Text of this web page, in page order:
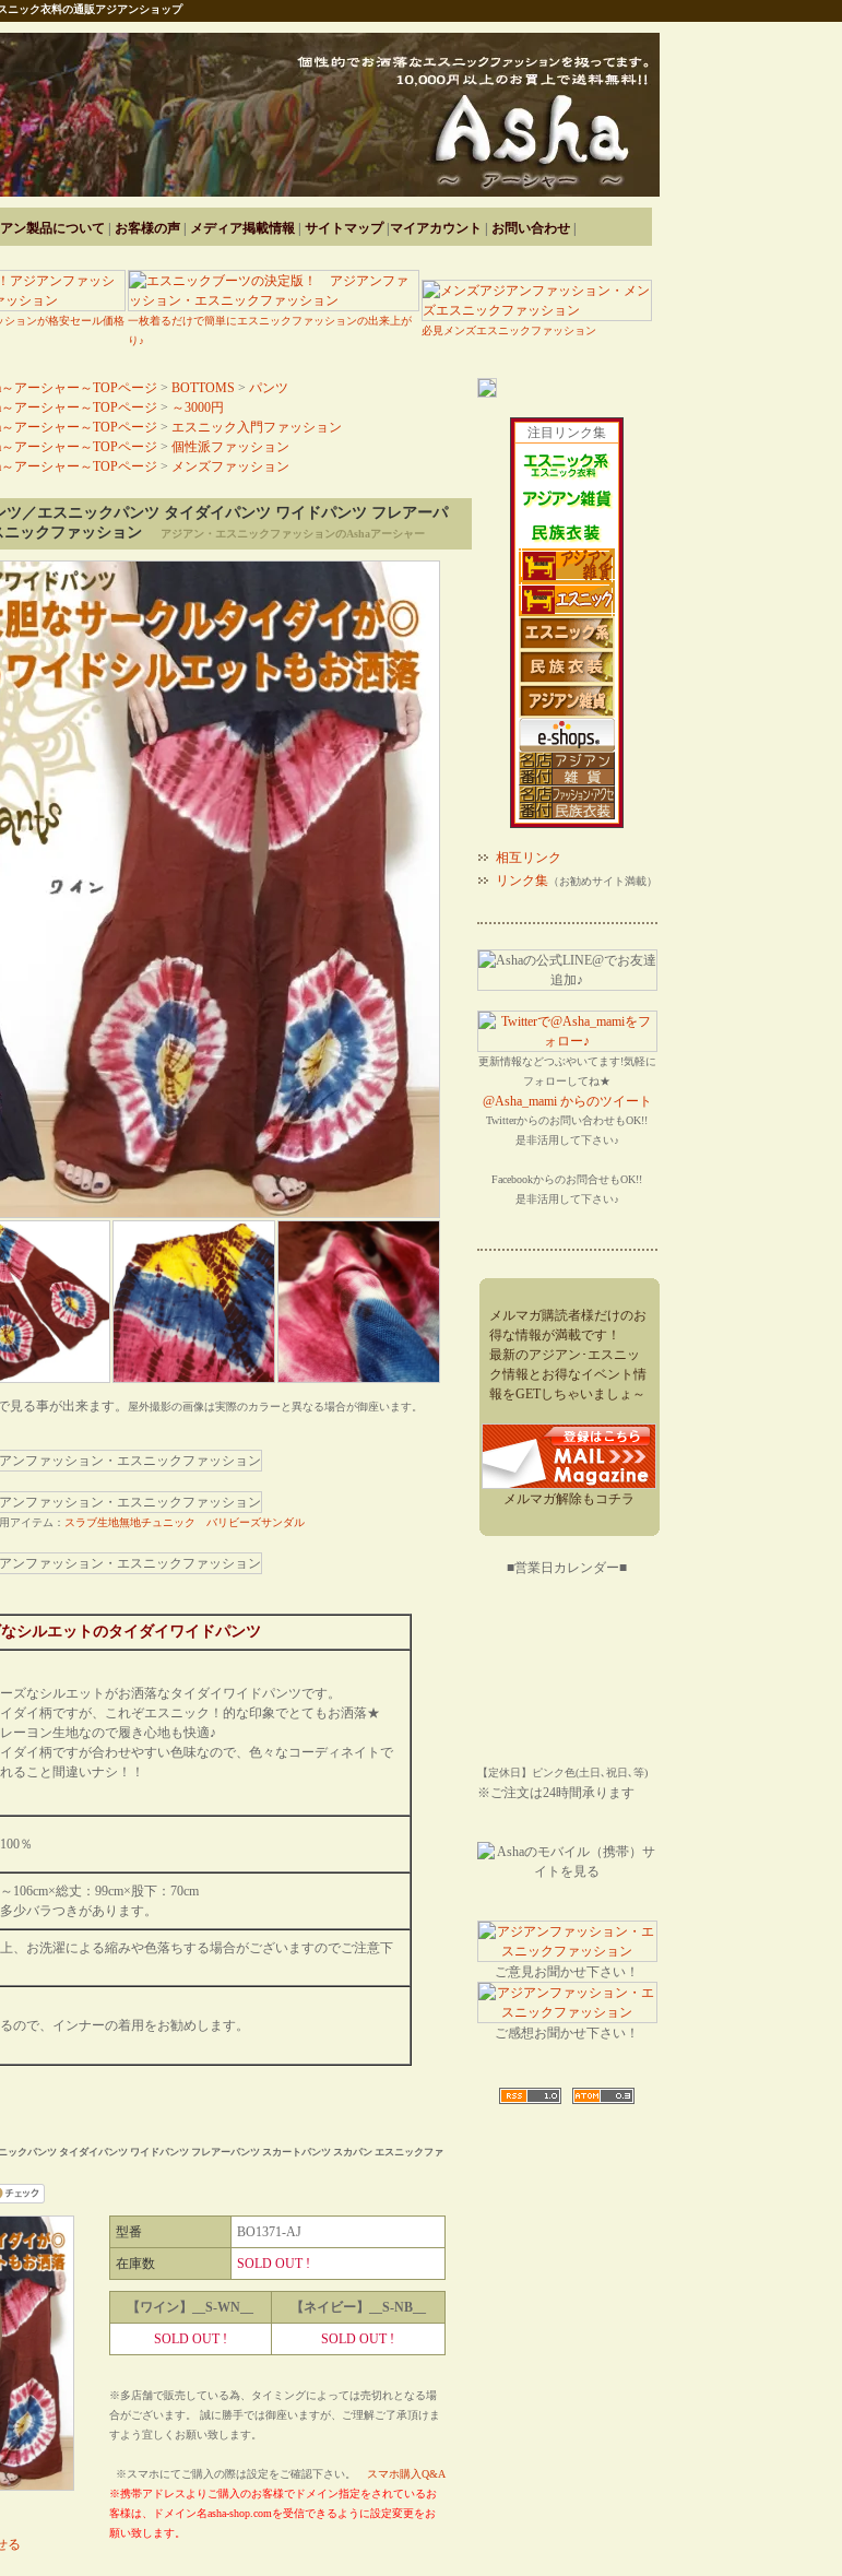
ニック衣料の通販アジアンショップ
ン製品について お客様の声| メディア掲載情報 サイトマップ| マイアカウント お問い合わせ|
ションが格安セール価格 一枚着るだけで簡単にエスニックファッションの出来上が
り♪
必見メンズエスニックファッション
アーシャー～TOPページ > BOTTOMS > パンツ
アーシャー～TOPページ > ～3000円
アーシャー～TOPページ > エスニック入門ファッション
アーシャー～TOPページ > 個性派ファッション
アーシャー～TOPページ > メンズファッション
／エスニックパンツ タイダイパンツ ワイドパンツ フレアーパ
ックファッション
アジアン・エスニックファッションのAshaアーシャー
る事が出来ます。 屋外撮影の画像は実際のカラーと異なる場合が御座います。
アイテム： スラブ生地無地チュニック バリビーズサンダル
シルエットのタイダイワイドパンツ
ズなシルエットがお洒落なタイダイワイドパンツです。
ダイ柄ですが、これぞエスニック！的な印象でとてもお洒落★
ーヨン生地なので履き心地も快適♪
ダイ柄ですが合わせやすい色味なので、色々なコーディネイトで
ること間違いナシ！！
％
106cm×総丈：99cm×股下：70cm
少バラつきがあります。
、お洗濯による縮みや色落ちする場合がございますのでご注意下
ので、インナーの着用をお勧めします。
ックパンツ タイダイパンツ ワイドパンツ フレアーパンツ スカートパンツ スカパン エスニックファ
る
型番 BO1371-AJ
在庫数 SOLD OUT !
【ワイン】__S-WN__ 【ネイビー】__S-NB__
SOLD OUT ! SOLD OUT !
※多店舗で販売している為、タイミングによっては売切れとなる場
合がございます。 誠に勝手では御座いますが、ご理解ご了承頂けま
すよう宜しくお願い致します。
※スマホにてご購入の際は設定をご確認下さい。
スマホ購入Q&A
※携帯アドレスよりご購入のお客様でドメイン指定をされているお
客様は、ドメイン名asha-shop.comを受信できるように設定変更をお
願い致します。
注目リンク集
相互リンク
リンク集（お勧めサイト満載）
更新情報などつぶやいてます!気軽に
フォローしてね★
@Asha_mami からのツイート
Twitterからのお問い合わせもOK!!
是非活用して下さい♪
Facebookからのお問合せもOK!!
是非活用して下さい♪
メルマガ購読者様だけのお
得な情報が満載です！
最新のアジアン･エスニッ
ク情報とお得なイベント情
報をGETしちゃいましょ～
メルマガ解除もコチラ
■営業日カレンダー■
【定休日】ピンク色(土日､祝日､等)
※ご注文は24時間承ります
ご意見お聞かせ下さい！
ご感想お聞かせ下さい！